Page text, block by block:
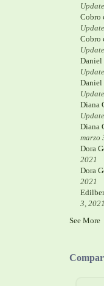
Cobro
Cobro
Daniel
Diana
Diana
marzo
Dora
2021
Dora
2021
3, 2021
See More